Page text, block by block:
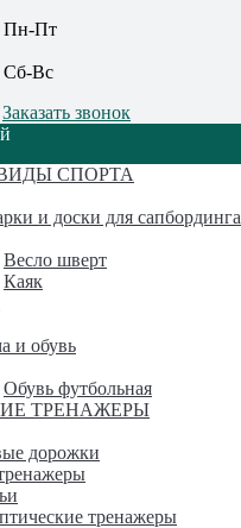
Пн-Пт
Сб-Вс
Заказать звонок
СПОРТА
и доски для сапбординга
Весло шверт
Каяк
и обувь
Обувь футбольная
ТРЕНАЖЕРЫ
дорожки
тренажеры